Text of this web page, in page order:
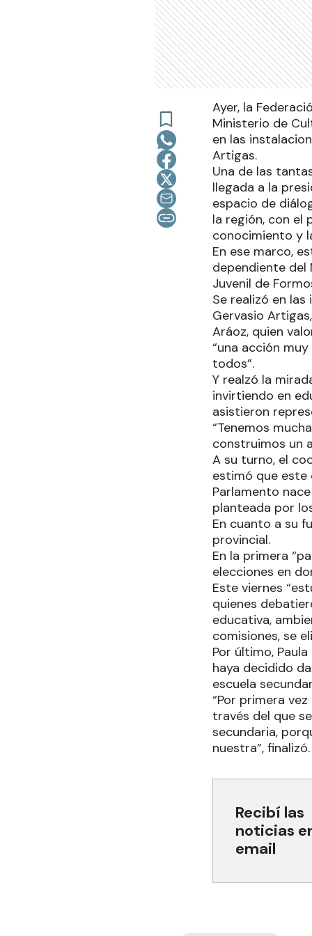
Ayer, la
Ministerio de
en las
Artigas.
Una de las
llegada a la
espacio de
la región, con
conocimiento y
En ese marco,
dependiente del
Juvenil de
Se realizó en
Gervasio
Aráoz, quien
“una acción
todos”.
Y realzó la
invirtiendo en
asistieron
“Tenemos
construimos un
A su turno, el
estimó que este
Parlamento
planteada por
En cuanto a su
provincial.
En la primera
elecciones en
Este viernes
quienes
educativa,
comisiones, se
Por último,
haya decidido
escuela
“Por primera
través del que
secundaria,
nuestra”, finalizó.
Recibí las
noticias
email